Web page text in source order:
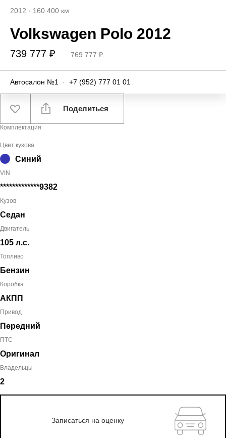
2012 · 160 400 км
Volkswagen Polo 2012
739 777 ₽ 769 777 ₽
Автосалон №1 · +7 (952) 777 01 01
Поделиться
Комплектация
Цвет кузова
Синий
VIN
*************9382
Кузов
Седан
Двигатель
105 л.с.
Топливо
Бензин
Коробка
АКПП
Привод
Передний
ПТС
Оригинал
Владельцы
2
Записаться на оценку